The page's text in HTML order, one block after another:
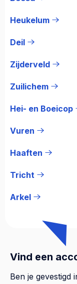
Heukelum
Deil
Zijderveld
Zuilichem
Hei- en Boeicop
Vuren
Haaften
Tricht
Arkel
Vind een
Ben je gevestigd